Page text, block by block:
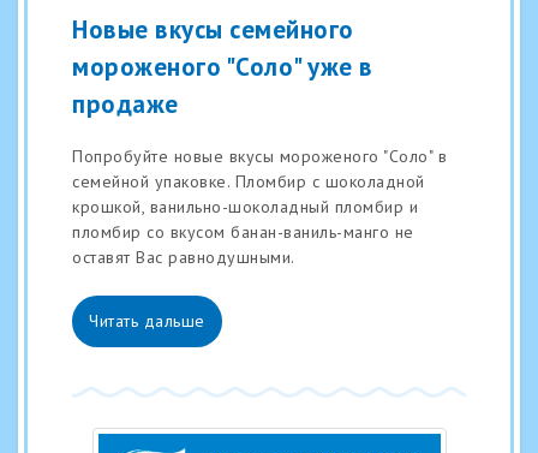
Новые вкусы семейного
мороженого "Соло" уже в
продаже
Попробуйте новые вкусы мороженого "Соло" в
семейной упаковке. Пломбир с шоколадной
крошкой, ванильно-шоколадный пломбир и
пломбир со вкусом банан-ваниль-манго не
оставят Вас равнодушными.
Читать дальше